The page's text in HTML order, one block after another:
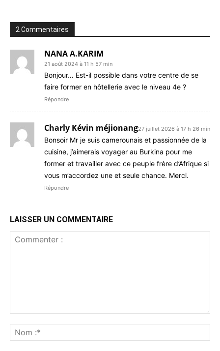
2 Commentaires
NANA A.KARIM
21 août 2024 à 11 h 57 min
Bonjour… Est-il possible dans votre centre de se
faire former en hôtellerie avec le niveau 4e ?
Répondre
Charly Kévin méjionang27 juillet 2026 à 17 h 26 min
Bonsoir Mr je suis camerounais et passionnée de la
cuisine, j’aimerais voyager au Burkina pour me
former et travailler avec ce peuple frère d’Afrique si
vous m’accordez une et seule chance. Merci.
Répondre
LAISSER UN COMMENTAIRE
:*